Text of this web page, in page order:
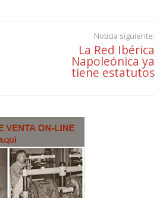
Noticia siguiente:
La Red Ibérica
Napoleónica ya
tiene estatutos